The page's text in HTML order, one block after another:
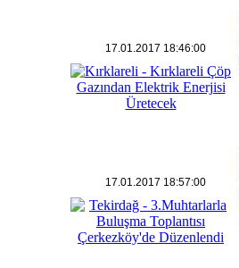
17.01.2017 18:46:00
17.01.2017 18:57:00